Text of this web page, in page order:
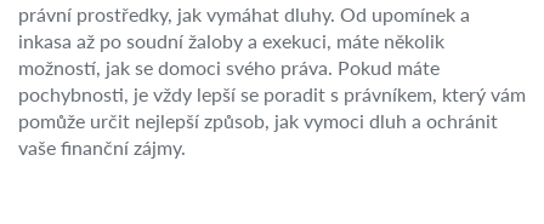
právní prostředky, jak vymáhat dluhy. Od upomínek a
inkasa až po soudní žaloby a exekuci, máte několik
možností, jak se domoci svého práva. Pokud máte
pochybnosti, je vždy lepší se poradit s právníkem, který vám
pomůže určit nejlepší způsob, jak vymoci dluh a ochránit
vaše finanční zájmy.